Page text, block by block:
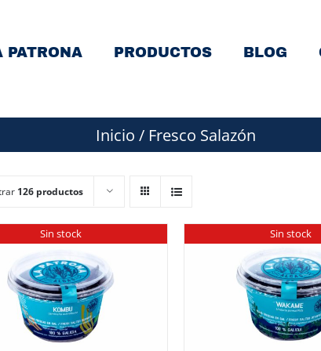
PATRONA PRODUCTOS BLOG
Inicio / Fresco Salazón
126 productos
Sin stock Sin stock